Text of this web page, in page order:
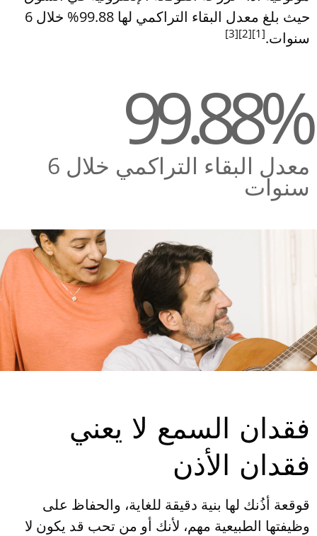
حيث بلغ معدل البقاء التراكمي لها 99.88% خلال 6
سنوات.[1]
[2]
[3]
99.88%
معدل البقاء التراكمي خلال 6
سنوات
فقدان السمع لا يعني
فقدان الأذن
قوقعة أذُنك لها بنية دقيقة للغاية، والحفاظ على
وظيفتها الطبيعية مهم، لأنك أو من تحب قد يكون لا